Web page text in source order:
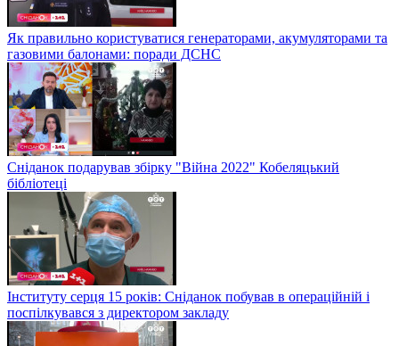
Як правильно користуватися генераторами, акумуляторами та
газовими балонами: поради ДСНС
Сніданок подарував збірку "Війна 2022" Кобеляцький
бібліотеці
Інституту серця 15 років: Сніданок побував в операційній і
поспілкувався з директором закладу